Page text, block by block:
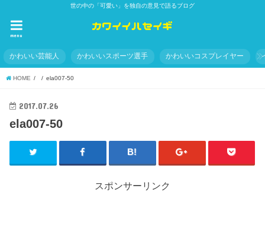
世の中の「可愛い」を独自の意見で語るブログ
menu
かわいい芸能人 かわいいスポーツ選手 かわいいコスプレイヤー
HOME ela007-50
2017.07.26
ela007-50
スポンサーリンク